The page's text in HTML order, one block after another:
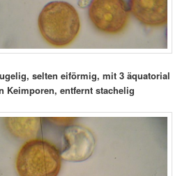
selten eiförmig, mit 3 äquatorial
Keimporen, entfernt stachelig